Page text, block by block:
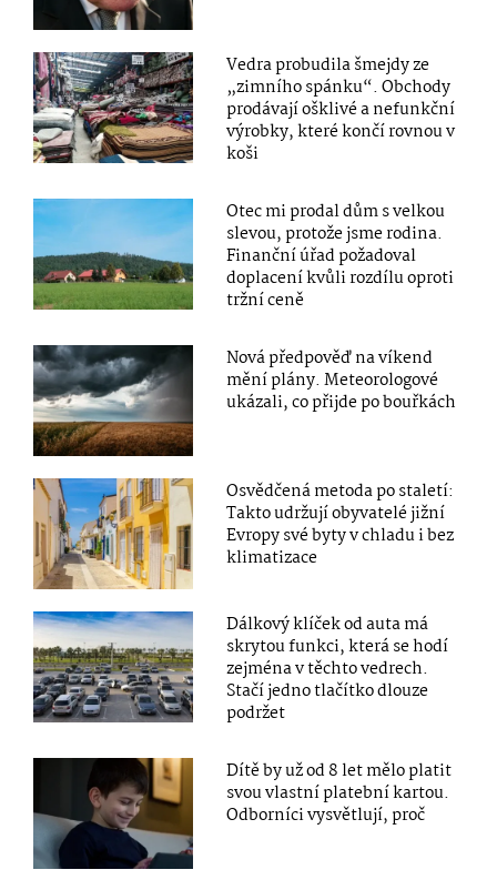
Vedra probudila šmejdy ze
„zimního spánku“. Obchody
prodávají ošklivé a nefunkční
výrobky, které končí rovnou v
koši
Otec mi prodal dům s velkou
slevou, protože jsme rodina.
Finanční úřad požadoval
doplacení kvůli rozdílu oproti
tržní ceně
Nová předpověď na víkend
mění plány. Meteorologové
ukázali, co přijde po bouřkách
Osvědčená metoda po staletí:
Takto udržují obyvatelé jižní
Evropy své byty v chladu i bez
klimatizace
Dálkový klíček od auta má
skrytou funkci, která se hodí
zejména v těchto vedrech.
Stačí jedno tlačítko dlouze
podržet
Dítě by už od 8 let mělo platit
svou vlastní platební kartou.
Odborníci vysvětlují, proč